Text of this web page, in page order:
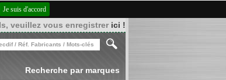
Je suis d'accord
veuillez vous enregistrer ici !
Recherche par marques